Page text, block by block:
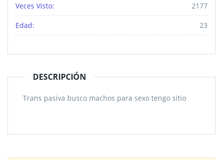
Veces Visto: 2177
Edad: 23
DESCRIPCIÓN
Trans pasiva busco machos para sexo tengo sitio